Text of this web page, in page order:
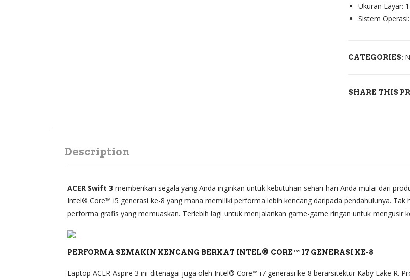
Ukuran Layar:
Sistem
CATEGORIES:
SHARE THIS
Description
ACER Swift 3 memberikan segala yang Anda inginkan untuk kebutuhan sehari-hari Anda mulai dari
Intel® Core™ i5 generasi ke-8 yang mana memiliki performa lebih kencang daripada pendahulunya.
performa grafis yang memuaskan. Terlebih lagi untuk menjalankan game-game ringan untuk mengusir
PERFORMA SEMAKIN KENCANG BERKAT INTEL® CORE™ I7 GENERASI KE-8
Laptop ACER Aspire 3 ini ditenagai juga oleh Intel® Core™ i7 generasi ke-8 berarsitektur Kaby Lake R.